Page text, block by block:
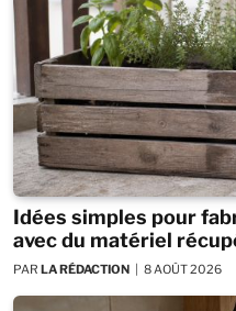
Idées simples pour
avec du matériel
PAR LA RÉDACTION 8 AOÛT 2026